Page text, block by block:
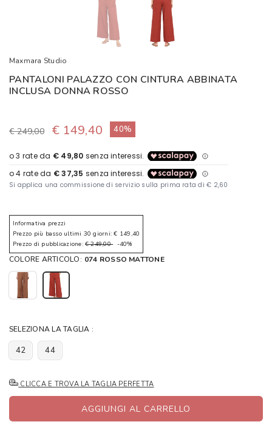
Maxmara Studio
PANTALONI PALAZZO CON CINTURA ABBINATA
INCLUSA DONNA ROSSO
€ 249,00 € 149,40 40%
Informativa prezzi
Prezzo più basso ultimi 30 giorni: € 149,40
Prezzo di pubblicazione: € 249,00-40%
COLORE ARTICOLO: 074 ROSSO MATTONE
SELEZIONA LA TAGLIA :
42 44
CLICCA E TROVA LA TAGLIA PERFETTA
AGGIUNGI AL CARRELLO